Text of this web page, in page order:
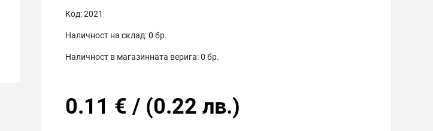
Код:2021
Наличност на склад:0 бр.
Наличност в магазинната верига:0 бр.
0.11 € / (0.22 лв.)